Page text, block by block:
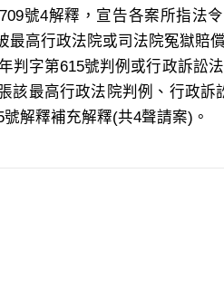
號4解釋，宣告各案所指法
高行政法院或司法院冤獄賠
判字第615號判例或行政訴訟
該最高行政法院判例、行政訴
解釋補充解釋(共4聲請案)。